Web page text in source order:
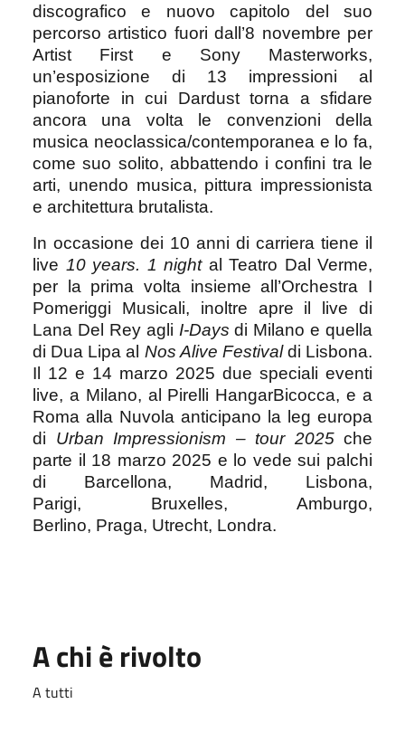
discografico e nuovo capitolo del suo
percorso artistico fuori dall’8 novembre per
Artist First e Sony Masterworks,
un’esposizione di 13 impressioni al
pianoforte in cui Dardust torna a sfidare
ancora una volta le convenzioni della
musica neoclassica/contemporanea e lo fa,
come suo solito, abbattendo i confini tra le
arti, unendo musica, pittura impressionista
e architettura brutalista.
In occasione dei 10 anni di carriera tiene il
live 10 years. 1 nightal Teatro Dal Verme,
per la prima volta insieme all’Orchestra I
Pomeriggi Musicali, inoltre apre il live di
Lana Del Rey agli I-Days di Milano e quella
di Dua Lipa al Nos Alive Festivaldi Lisbona.
Il 12 e 14 marzo 2025 due speciali eventi
live, a Milano, al Pirelli HangarBicocca, e a
Roma alla Nuvola anticipano la leg europa
di Urban Impressionism – tour 2025che
parte il 18 marzo 2025 e lo vede sui palchi
di
Barcellona, Madrid, Lisbona,
Parigi, Bruxelles, Amburgo,
Berlino, Praga, Utrecht, Londra.
A chi è rivolto
A tutti